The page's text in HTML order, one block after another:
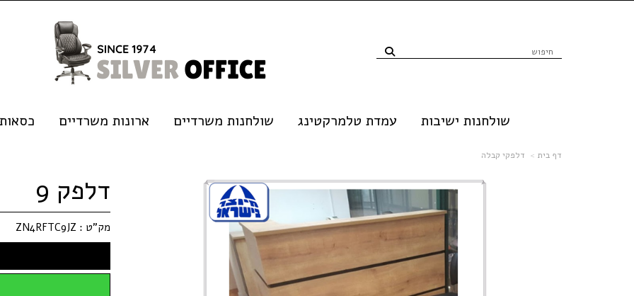
שולחנות ישיבות עמדת טלמרקטינג שולחנות משרדיים ארונות משרדיים
דף בית דלפקי קבלה
דלפק 9
מק"ט : ZN4RFTC9JZ